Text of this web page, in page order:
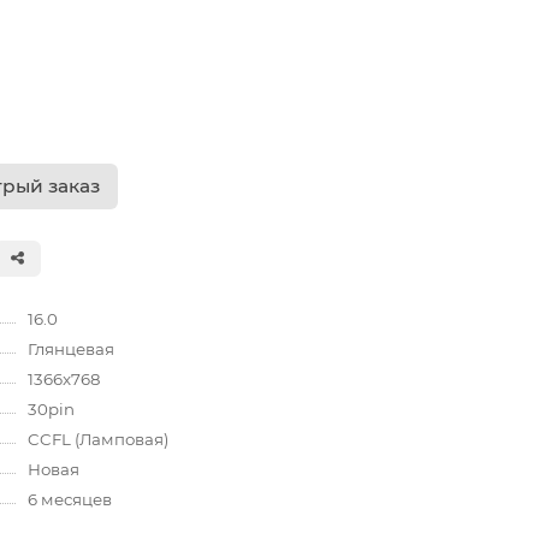
заказ
16.0
Глянцевая
1366x768
30pin
CCFL (Ламповая)
Новая
6 месяцев